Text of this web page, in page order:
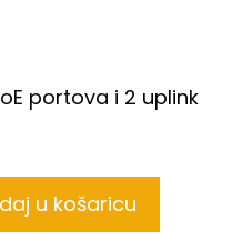
portova i 2 uplink
u košaricu